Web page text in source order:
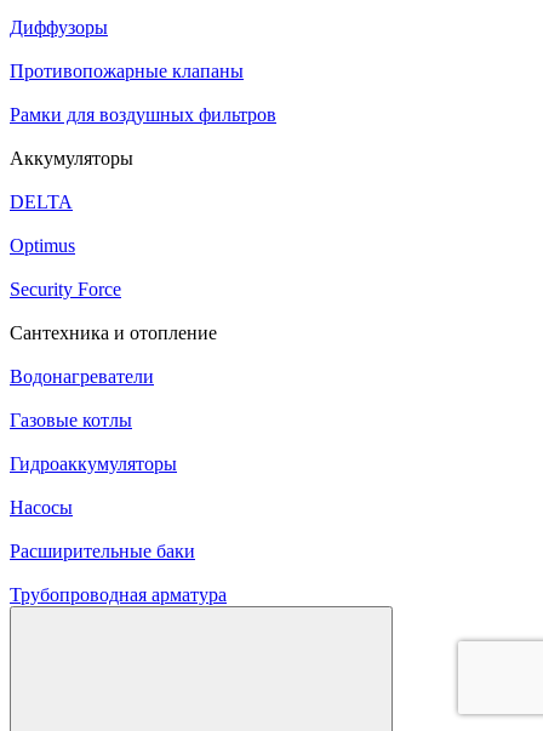
Диффузоры
Противопожарные клапаны
Рамки для воздушных фильтров
Аккумуляторы
DELTA
Optimus
Security Force
Сантехника и отопление
Водонагреватели
Газовые котлы
Гидроаккумуляторы
Насосы
Расширительные баки
Трубопроводная арматура